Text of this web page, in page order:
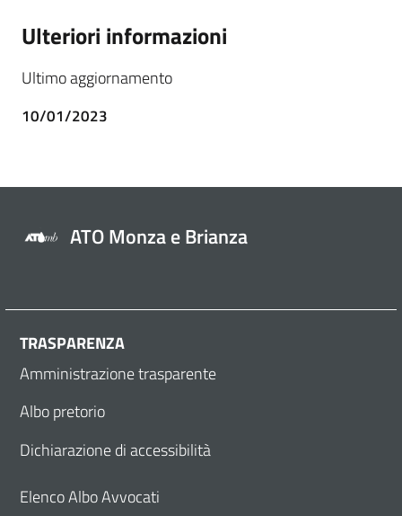
Ulteriori informazioni
Ultimo aggiornamento
10/01/2023
ATO Monza e Brianza
TRASPARENZA
Amministrazione trasparente
Albo pretorio
Dichiarazione di accessibilità
Elenco Albo Avvocati